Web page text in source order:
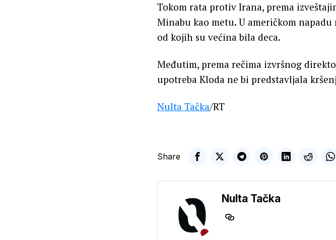
Tokom rata protiv Irana, prema
Minabu kao metu. U američkom
od kojih su većina bila deca.
Međutim, prema rečima izvršnog
upotreba Kloda ne bi predstavljala
Nulta Tačka/RT
Share
Nulta Tačka